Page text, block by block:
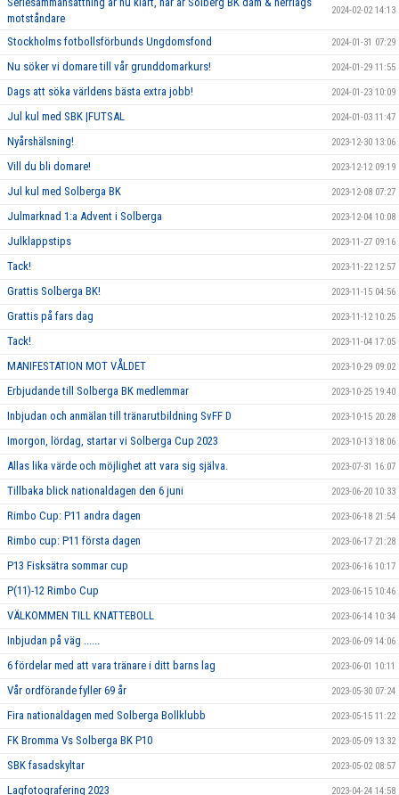
motståndare
2024-02-02 14:13
Stockholms fotbollsförbunds Ungdomsfond 2024-01-31 07:29
Nu söker vi domare till vår grunddomarkurs! 2024-01-29 11:55
Dags att söka världens bästa extra jobb! 2024-01-23 10:09
Jul kul med SBK |FUTSAL 2024-01-03 11:47
Nyårshälsning! 2023-12-30 13:06
Vill du bli domare! 2023-12-12 09:19
Jul kul med Solberga BK 2023-12-08 07:27
Julmarknad 1:a Advent i Solberga 2023-12-04 10:08
Julklappstips 2023-11-27 09:16
Tack! 2023-11-22 12:57
Grattis Solberga BK! 2023-11-15 04:56
Grattis på fars dag 2023-11-12 10:25
Tack! 2023-11-04 17:05
MANIFESTATION MOT VÅLDET 2023-10-29 09:02
Erbjudande till Solberga BK medlemmar 2023-10-25 19:40
Inbjudan och anmälan till tränarutbildning SvFF D 2023-10-15 20:28
Imorgon, lördag, startar vi Solberga Cup 2023 2023-10-13 18:06
Allas lika värde och möjlighet att vara sig själva. 2023-07-31 16:07
Tillbaka blick nationaldagen den 6 juni 2023-06-20 10:33
Rimbo Cup: P11 andra dagen 2023-06-18 21:54
Rimbo cup: P11 första dagen 2023-06-17 21:28
P13 Fisksätra sommar cup 2023-06-16 10:17
P(11)-12 Rimbo Cup 2023-06-15 10:46
VÄLKOMMEN TILL KNATTEBOLL 2023-06-14 10:34
Inbjudan på väg ...... 2023-06-09 14:06
6 fördelar med att vara tränare i ditt barns lag 2023-06-01 10:11
Vår ordförande fyller 69 år 2023-05-30 07:24
Fira nationaldagen med Solberga Bollklubb 2023-05-15 11:22
FK Bromma Vs Solberga BK P10 2023-05-09 13:32
SBK fasadskyltar 2023-05-02 08:57
Lagfotografering 2023 2023-04-24 14:58